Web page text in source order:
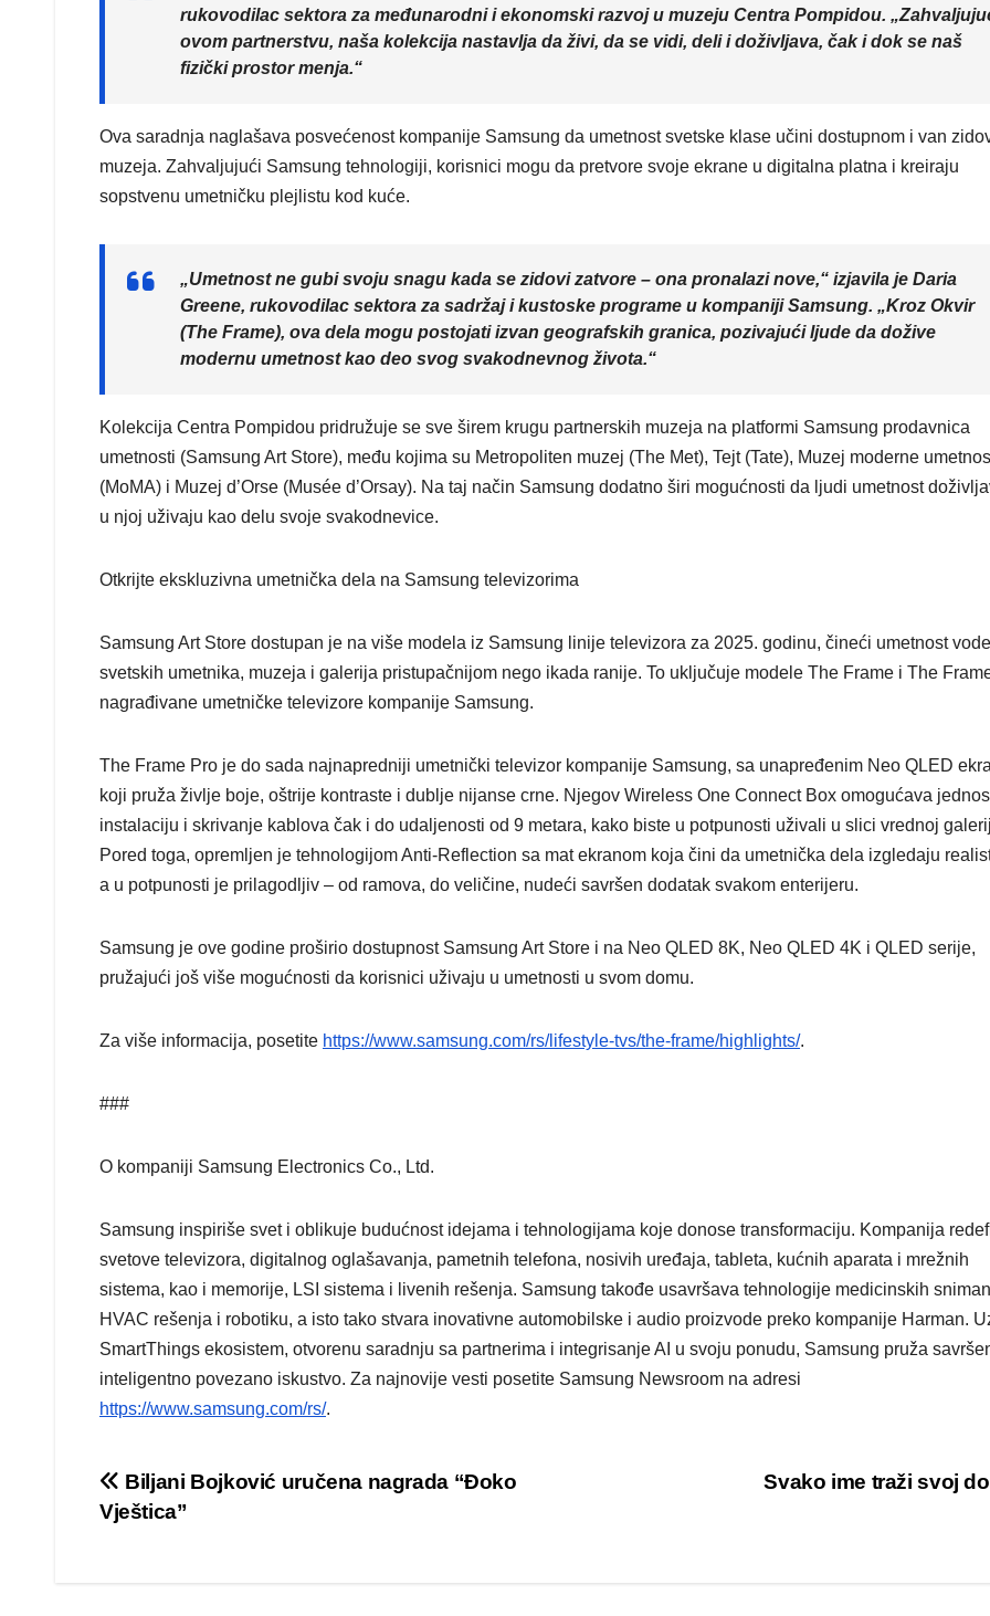
rukovodilac sektora za međunarodni i ekonomski razvoj u muzeju Centra Pompidou.
ovom partnerstvu, naša kolekcija nastavlja da živi, da se vidi, deli i doživljava, čak i dok se naš
fizički prostor menja.“
Ova saradnja naglašava posvećenost kompanije Samsung da umetnost svetske klase učini dostupnom i van
muzeja. Zahvaljujući Samsung tehnologiji, korisnici mogu da pretvore svoje ekrane u digitalna platna i kreiraju
sopstvenu umetničku plejlistu kod kuće.
„Umetnost ne gubi svoju snagu kada se zidovi zatvore – ona pronalazi nove,“ izjavila je Daria
Greene, rukovodilac sektora za sadržaj i kustoske programe u kompaniji Samsung. „Kroz Okvir
(The Frame), ova dela mogu postojati izvan geografskih granica, pozivajući ljude da dožive
modernu umetnost kao deo svog svakodnevnog života.“
Kolekcija Centra Pompidou pridružuje se sve širem krugu partnerskih muzeja na platformi Samsung prodavnica
umetnosti (Samsung Art Store), među kojima su Metropoliten muzej (The Met), Tejt (Tate), Muzej moderne
(MoMA) i Muzej d’Orse (Musée d’Orsay). Na taj način Samsung dodatno širi mogućnosti da ljudi umetnost
u njoj uživaju kao delu svoje svakodnevice.
Otkrijte ekskluzivna umetnička dela na Samsung televizorima
Samsung Art Store dostupan je na više modela iz Samsung linije televizora za 2025. godinu, čineći umetnost
svetskih umetnika, muzeja i galerija pristupačnijom nego ikada ranije. To uključuje modele The Frame i The
nagrađivane umetničke televizore kompanije Samsung.
The Frame Pro je do sada najnapredniji umetnički televizor kompanije Samsung, sa unapređenim Neo QLED
koji pruža življe boje, oštrije kontraste i dublje nijanse crne. Njegov Wireless One Connect Box omogućava
instalaciju i skrivanje kablova čak i do udaljenosti od 9 metara, kako biste u potpunosti uživali u slici vrednoj
Pored toga, opremljen je tehnologijom Anti-Reflection sa mat ekranom koja čini da umetnička dela izgledaju
a u potpunosti je prilagodljiv – od ramova, do veličine, nudeći savršen dodatak svakom enterijeru.
Samsung je ove godine proširio dostupnost Samsung Art Store i na Neo QLED 8K, Neo QLED 4K i QLED serije,
pružajući još više mogućnosti da korisnici uživaju u umetnosti u svom domu.
Za više informacija, posetite https://www.samsung.com/rs/lifestyle-tvs/the-frame/highlights/.
###
O kompaniji Samsung Electronics Co., Ltd.
Samsung inspiriše svet i oblikuje budućnost idejama i tehnologijama koje donose transformaciju. Kompanija
svetove televizora, digitalnog oglašavanja, pametnih telefona, nosivih uređaja, tableta, kućnih aparata i mrežnih
sistema, kao i memorije, LSI sistema i livenih rešenja. Samsung takođe usavršava tehnologije medicinskih
HVAC rešenja i robotiku, a isto tako stvara inovativne automobilske i audio proizvode preko kompanije Harman.
SmartThings ekosistem, otvorenu saradnju sa partnerima i integrisanje AI u svoju ponudu, Samsung pruža
inteligentno povezano iskustvo. Za najnovije vesti posetite Samsung Newsroom na adresi
https://www.samsung.com/rs/.
Post
navigation
Svako ime traži svoj
Biljani Bojković uručena nagrada “Đoko
Vještica”